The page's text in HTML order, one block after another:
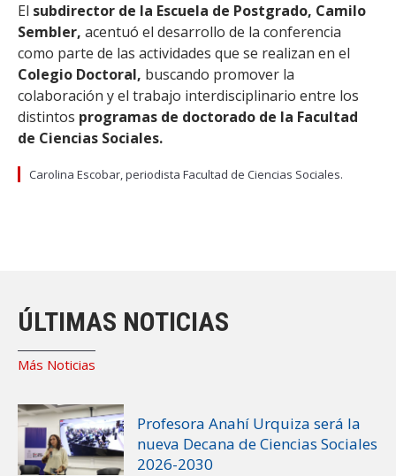
El subdirector de la Escuela de Postgrado, Camilo
Sembler, acentuó el desarrollo de la conferencia
como parte de las actividades que se realizan en el
Colegio Doctoral, buscando promover la
colaboración y el trabajo interdisciplinario entre los
distintos programas de doctorado de la Facultad
de Ciencias Sociales.
Carolina Escobar, periodista Facultad de Ciencias Sociales.
ÚLTIMAS NOTICIAS
Más Noticias
Profesora Anahí Urquiza será la
nueva Decana de Ciencias Sociales
2026-2030